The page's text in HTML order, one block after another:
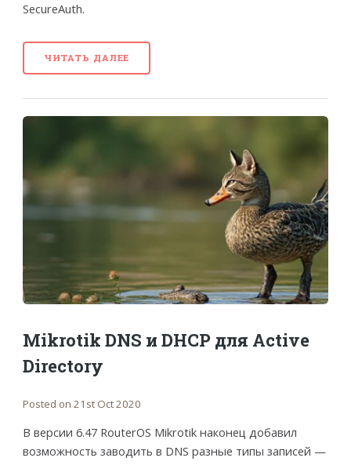
SecureAuth.
ЧИТАТЬ ДАЛЕЕ
Mikrotik DNS и DHCP для Active
Directory
Posted on 21st Oct 2020
В версии 6.47 RouterOS Mikrotik наконец добавил
возможность заводить в DNS разные типы записей —